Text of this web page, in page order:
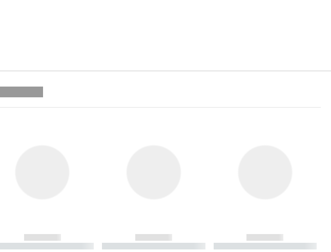
------------
----------- ----------
------------
----------- ----------- ----------
------------
----------- ----------- ----------